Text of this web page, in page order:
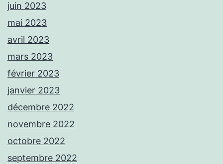
juin 2023
mai 2023
avril 2023
mars 2023
février 2023
janvier 2023
décembre 2022
novembre 2022
octobre 2022
septembre 2022